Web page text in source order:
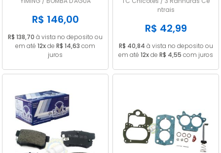
R$ 146,00
R$ 138,70 à vista no deposito ou
em até 12xde R$ 14,63 com
juros
Peugeot
ntrais
R$ 42,99
R$ 40,84 à vista no deposito ou
em até 12xde R$ 4,55 com juros